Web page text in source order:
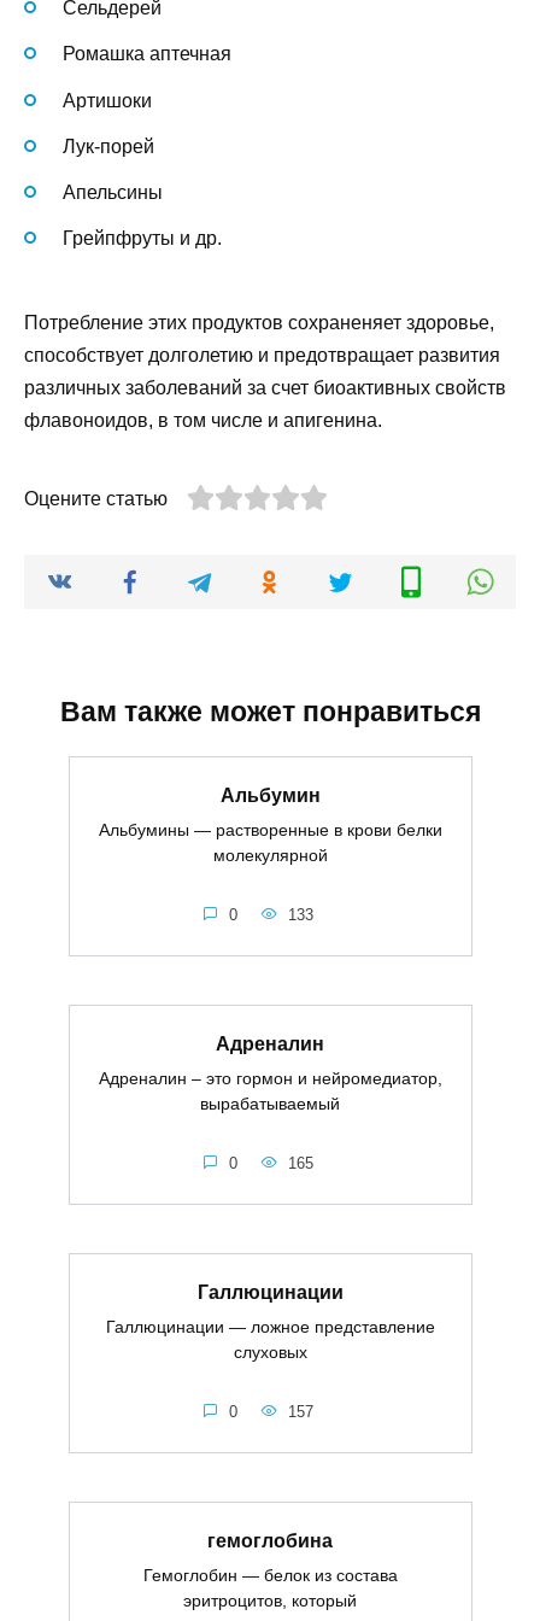
Сельдерей
Ромашка аптечная
Артишоки
Лук-порей
Апельсины
Грейпфруты и др.
Потребление этих продуктов сохраненяет здоровье,
способствует долголетию и предотвращает развития
различных заболеваний за счет биоактивных свойств
флавоноидов, в том числе и апигенина.
Оцените статью
Вам также может понравиться
Альбумин
Альбумины — растворенные в крови белки
молекулярной
0 133
Адреналин
Адреналин – это гормон и нейромедиатор,
вырабатываемый
0 165
Галлюцинации
Галлюцинации — ложное представление
слуховых
0 157
гемоглобина
Гемоглобин — белок из состава
эритроцитов, который